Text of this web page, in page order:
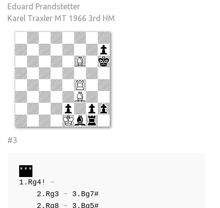
Eduard Prandstetter
Karel Traxler MT 1966 3rd HM
#3
***
1.Rg4!
~
2.Rg3 ~ 3.Bg7#
2.Rg8 ~ 3.Bg5#